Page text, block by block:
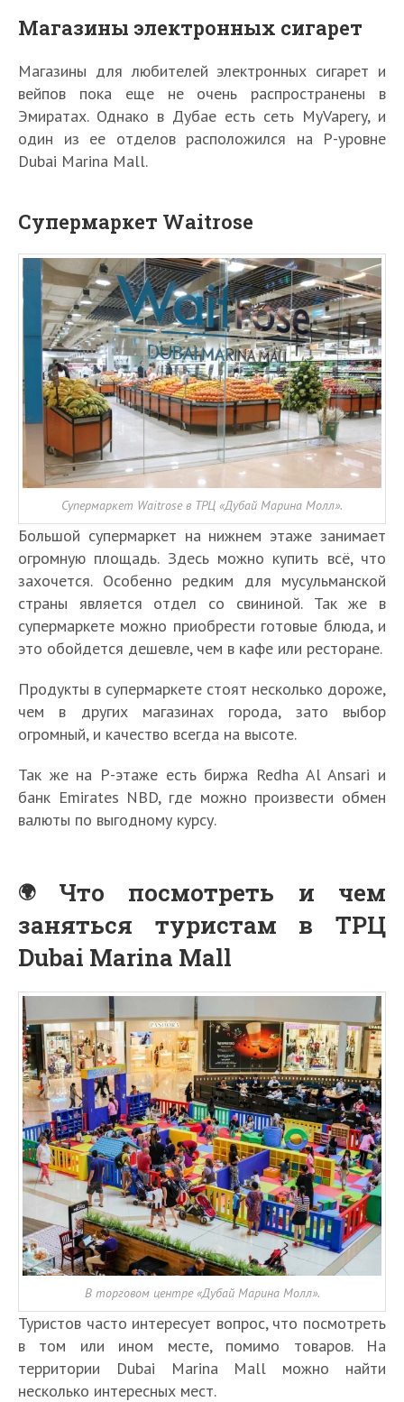
Магазины электронных сигарет
Магазины для любителей электронных сигарет и
вейпов пока еще не очень распространены в
Эмиратах. Однако в Дубае есть сеть MyVapery, и
один из ее отделов расположился на Р-уровне
Dubai Marina Mall.
Супермаркет Waitrose
Супермаркет Waitrose в ТРЦ «Дубай Марина Молл».
Большой супермаркет на нижнем этаже занимает
огромную площадь. Здесь можно купить всё, что
захочется. Особенно редким для мусульманской
страны является отдел со свининой. Так же в
супермаркете можно приобрести готовые блюда, и
это обойдется дешевле, чем в кафе или ресторане.
Продукты в супермаркете стоят несколько дороже,
чем в других магазинах города, зато выбор
огромный, и качество всегда на высоте.
Так же на Р-этаже есть биржа Redha Al Ansari и
банк Emirates NBD, где можно произвести обмен
валюты по выгодному курсу.
Что посмотреть и чем
заняться туристам в ТРЦ
Dubai Marina Mall
В торговом центре «Дубай Марина Молл».
Туристов часто интересует вопрос, что посмотреть
в том или ином месте, помимо товаров. На
территории Dubai Marina Mall можно найти
несколько интересных мест.